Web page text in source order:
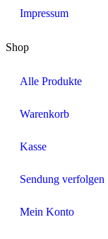
Impressum
Shop
Alle Produkte
Warenkorb
Kasse
Sendung verfolgen
Mein Konto